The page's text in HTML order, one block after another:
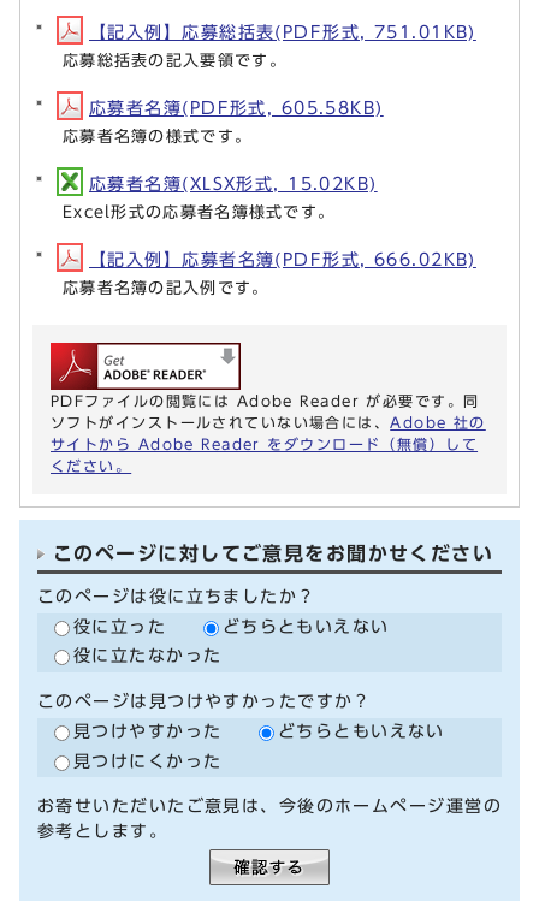
【記入例】応募総括表(PDF形式, 751.01KB)
応募総括表の記入要領です。
応募者名簿(PDF形式, 605.58KB)
応募者名簿の様式です。
応募者名簿(XLSX形式, 15.02KB)
Excel形式の応募者名簿様式です。
【記入例】応募者名簿(PDF形式, 666.02KB)
応募者名簿の記入例です。
PDFファイルの閲覧には Adobe Reader が必要です。同
ソフトがインストールされていない場合には、 Adobe 社の
サイトから Adobe Reader をダウンロード（無償）して
ください。
このページに対してご意見をお聞かせください
このページは役に立ちましたか？
役に立った
どちらともいえない
役に立たなかった
このページは見つけやすかったですか？
見つけやすかった
どちらともいえない
見つけにくかった
お寄せいただいたご意見は、今後のホームページ運営の
参考とします。